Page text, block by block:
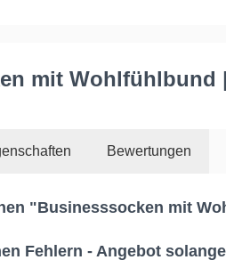
mit Wohlfühlbund
Bewertungen
"Businesssocken mit
Fehlern - Angebot